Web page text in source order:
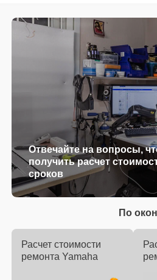
Отвечайте на вопросы,
получить расчет
сроков
По
Расчет стоимости
ремонта Yamaha